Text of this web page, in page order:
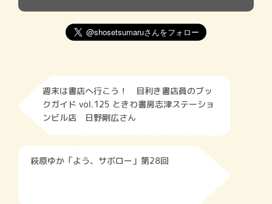
週末は書店へ行こう！ 目利き書店員のブッ
クガイド vol.125 ときわ書房志津ステーショ
ンビル店 日野剛広さん
萩原ゆか「よう、サボロー」第28回